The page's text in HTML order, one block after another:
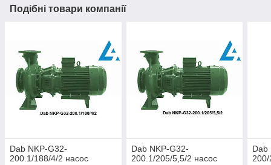
Подібні товари компанії
Dab NKP-G32-
200.1/188/4/2 насос
Dab NKP-G32-
200.1/205/5,5/2 насос
Dab